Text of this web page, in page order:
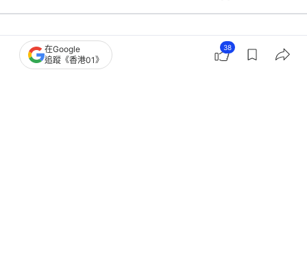
中國 即時中國
在Google
追蹤《香港01》
38